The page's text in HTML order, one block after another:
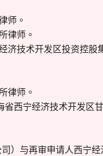
师。
律师。
济技术开发区投资控
律师。
西宁经济技术开发区
）与再审申请人西宁